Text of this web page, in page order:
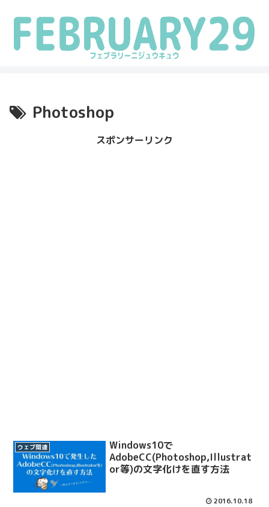
Photoshop
スポンサーリンク
ウェブ関連
Windows10で
AdobeCC(Photoshop,Illustrat
or等)の文字化けを直す方法
2016.10.18